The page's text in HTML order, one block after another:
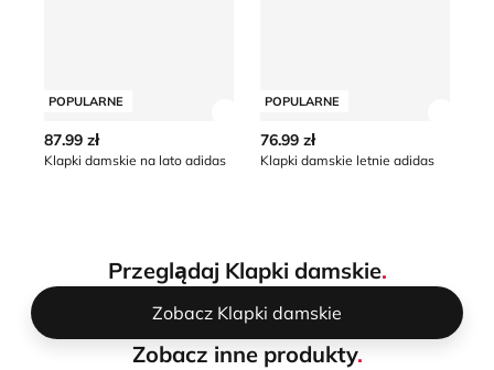
POPULARNE
87.99 zł
Klapki damskie na lato adidas
POPULARNE
76.99 zł
Klapki damskie letnie adidas
Przeglądaj Klapki damskie.
Zobacz Klapki damskie
Zobacz inne produkty.